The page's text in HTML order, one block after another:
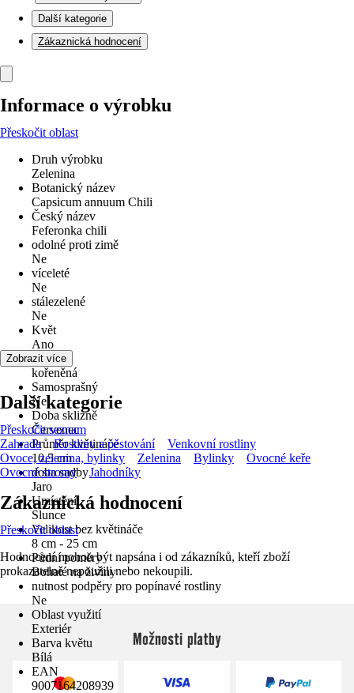
Další kategorie
Zákaznická hodnocení
Informace o výrobku
Přeskočit oblast
Druh výrobku
Zelenina
Botanický název
Capsicum annuum Chili
Český název
Feferonka chili
odolné proti zimě
Ne
víceleté
Ne
stálezelené
Ne
Květ
Ano
Vůně
kořeněná
Samosprašný
Ne
Doba sklizně
Červenec
Průměr květináče
10,5 cm
doba sadby
Jaro
Umístění
Slunce
Velikost bez květináče
8 cm - 25 cm
Půdní poměry
Bohaté na živiny
nutnost podpěry pro popínavé rostliny
Ne
Oblast využití
Exteriér
Barva květu
Bílá
EAN
9007164208939
Zobrazit více
Další kategorie
Přeskočit seznam
Zahrada
Rostliny a pěstování
Venkovní rostliny
Ovoce, zelenina, bylinky
Zelenina Bylinky
Ovocné keře
Ovocné stromy
Jahodníky
Zákaznická hodnocení
Přeskočit oblast
Hodnocení mohou být napsána i od zákazníků, kteří zboží
prokazatelně nepoužili nebo nekoupili.
Možnosti platby